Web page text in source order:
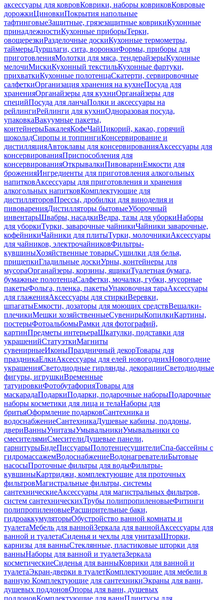
аксессуары для ковровКоврики, наборы ковриковКовровые
дорожкиЦиновкиПокрытия напольные
тафтинговыеЗащитные, грязезащитные коврикиКухонные
принадлежностиКухонные приборыТерки,
овощерезкиРазделочные доскиКухонные термометры,
таймерыДуршлаги, сита, воронкиФормы, приборы для
приготовленияМолотки для мяса, тендерайзерыКухонные
мелочиМискиКухонный текстильКухонные фартуки,
прихваткиКухонные полотенцаСкатерти, сервировочные
салфеткиОрганизация хранения на кухнеПосуда для
храненияОрганайзеры для кухниОрганайзеры для
специйПосуда для ланчаПолки и аксессуары на
рейлингиРейлинги для кухниОдноразовая посуда,
упаковкаВакуумные пакеты,
контейнерыБакалеяКофеЧайЦикорий, какао, горячий
шоколадСиропы и топпингиКонсервирование и
дистилляцияАвтоклавы для консервированияАксессуары для
консервированияПриспособления для
консервированияОткрывалкиПивоварниЕмкости для
броженияИнгредиенты для приготовления алкогольных
напитковАксессуары для приготовления и хранения
алкогольных напитковКомплектующие для
дистилляторовПрессы, дробилки для виноделия и
пивоваренияДистилляторы бытовыеУборочный
инвентарьШвабры, насадкиВедра, тазы для уборкиНаборы
для уборкиТурки, заварочные чайникиЧайники заварочные,
кофейникиЧайники для плитыТурки, молочникиАксессуары
для чайников, электрочайниковФильтры-
кувшиныХозяйственные товарыСушилки для белья,
прищепкиГладильные доскиУрны, контейнеры для
мусораОрганайзеры, корзины, ящикиТуалетная бумага,
бумажные полотенцаСалфетки, мочалки, губки, мусорные
пакетыФольга, пленка, пакетыУпаковочная тараАксессуары
для глаженияАксессуары для стиркиВеревки,
шпагатыЕмкости, дозаторы для моющих средствВешалки-
плечикиМешки хозяйственныеСувенирыКопилкиКартины,
постерыФотоальбомыРамки для фотографий,
картинПредметы интерьераШкатулки, подставки для
украшенийСтатуэткиМагниты
сувенирныеИконыПраздничный декорТовары для
праздникаЕлкиАксессуары для елей новогоднихНовогодние
украшенияСветодиодные гирлянды, декорацииСветодиодные
фигуры, игрушкиВременные
татуировкиФотобутафорияТовары для
маскарадаПодаркиПодарки, подарочные наборыПодарочные
наборы косметики для лица и телаНаборы для
бритьяОформление подарковСантехника и
водоснабжениеСантехникаДушевые кабины, поддоны,
двериВанныУнитазыУмывальникиУмывальники со
смесителямиСмесителиДушевые панели,
гарнитурыБидеПиссуарыПолотенцесушителиСпа-бассейны с
гидромассажемВодоснабжениеВодонагревателиБытовые
насосыПроточные фильтры для водыФильтры-
кувшиныКартриджи, комплектующие для проточных
фильтровМагистральные фильтры, системы
сантехническиеАксессуары для магистральных фильтров,
систем сантехническихТрубы полипропиленовыеФитинги
полипропиленовыеРасширительные баки,
гидроаккумуляторыОбустройство ванной комнаты и
туалетаМебель для ваннойЗеркала для ваннойАксессуары для
ванной и туалетаСиденья и чехлы для унитазаШторки,
карнизы для ванныСтеклянные, пластиковые шторки для
ванныНаборы для ванной и туалетаЗеркала
косметическиеСиденья для ванныКоврики для ванной и
туалетаЭкран-дверки в туалетКомплектующие для мебели в
ванную Комплектующие для сантехникиЭкраны для ванн,
душевых поддоновОпоры для ванн, душевых
поддоновКомплектующие для ваннПлинтусы для